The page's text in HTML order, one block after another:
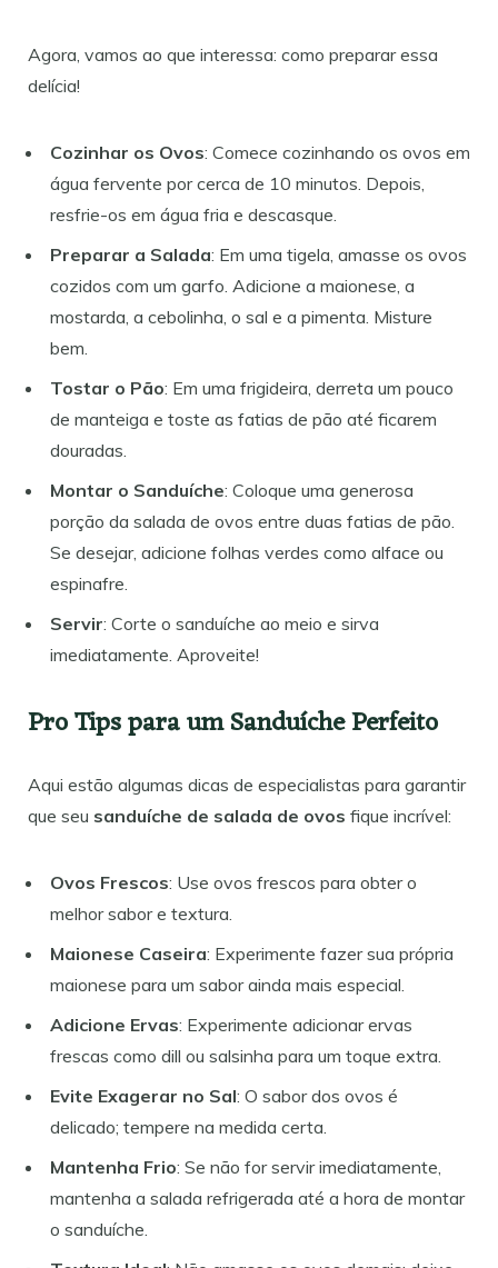
Agora, vamos ao que interessa: como preparar essa
delícia!
Cozinhar os Ovos: Comece cozinhando os ovos em
água fervente por cerca de 10 minutos. Depois,
resfrie-os em água fria e descasque.
Preparar a Salada: Em uma tigela, amasse os ovos
cozidos com um garfo. Adicione a maionese, a
mostarda, a cebolinha, o sal e a pimenta. Misture
bem.
Tostar o Pão: Em uma frigideira, derreta um pouco
de manteiga e toste as fatias de pão até ficarem
douradas.
Montar o Sanduíche: Coloque uma generosa
porção da salada de ovos entre duas fatias de pão.
Se desejar, adicione folhas verdes como alface ou
espinafre.
Servir: Corte o sanduíche ao meio e sirva
imediatamente. Aproveite!
Pro Tips para um Sanduíche Perfeito
Aqui estão algumas dicas de especialistas para garantir
que seu sanduíche de salada de ovos fique incrível:
Ovos Frescos: Use ovos frescos para obter o
melhor sabor e textura.
Maionese Caseira: Experimente fazer sua própria
maionese para um sabor ainda mais especial.
Adicione Ervas: Experimente adicionar ervas
frescas como dill ou salsinha para um toque extra.
Evite Exagerar no Sal: O sabor dos ovos é
delicado; tempere na medida certa.
Mantenha Frio: Se não for servir imediatamente,
mantenha a salada refrigerada até a hora de montar
o sanduíche.